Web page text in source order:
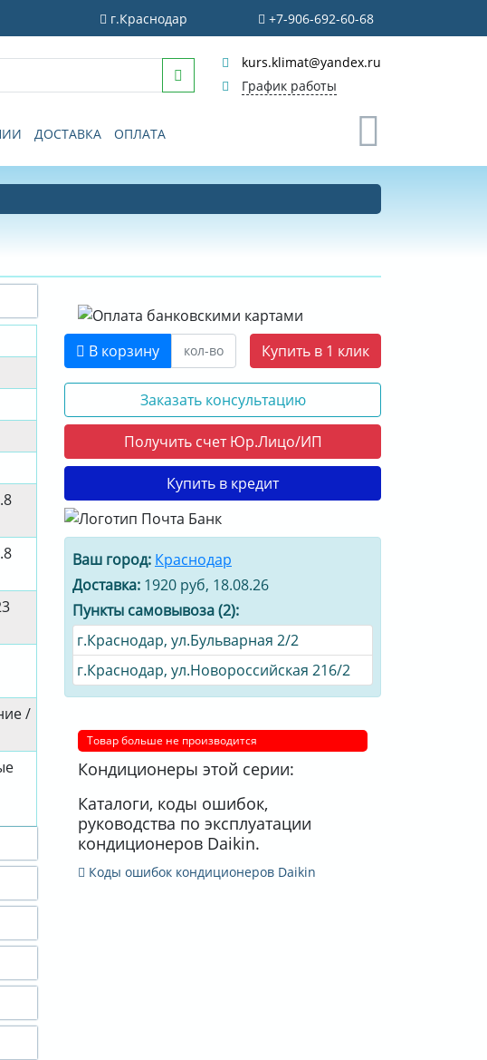
г.Краснодар +7-906-692-60-68
kurs.klimat@yandex.ru
График работы
ДОСТАВКА ОПЛАТА
/
В корзину Купить в 1 клик
Заказать консультацию
Получить счет Юр.Лицо/ИП
Купить в кредит
Ваш город: Краснодар
Доставка: 1920 руб, 18.08.26
Пункты самовывоза (2):
г.Краснодар, ул.Бульварная 2/2
г.Краснодар, ул.Новороссийская 216/2
Товар больше не производится
Кондиционеры этой серии:
Каталоги, коды ошибок,
руководства по эксплуатации
кондиционеров Daikin.
Коды ошибок кондиционеров Daikin